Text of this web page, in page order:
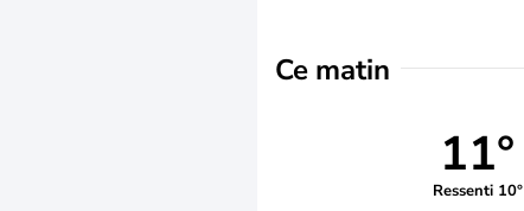
Ce matin
11°
Ressenti 10°